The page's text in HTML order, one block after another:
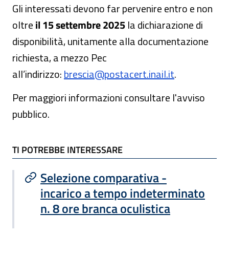
Gli interessati devono far pervenire entro e non
oltreil 15 settembre 2025la dichiarazione di
disponibilità, unitamente alla documentazione
richiesta, a mezzo Pec
all’indirizzo:brescia@postacert.inail.it.
Per maggiori informazioni consultare l'avviso
pubblico.
TI POTREBBE INTERESSARE
TI POTREBBE INTERESSARE
Selezione comparativa -
incarico a tempo indeterminato
n. 8 ore branca oculistica